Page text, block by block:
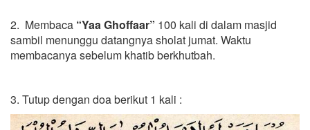
2. Membaca “Yaa Ghoffaar” 100 kali di dalam masjid
sambil menunggu datangnya sholat jumat. Waktu
membacanya sebelum khatib berkhutbah.
3. Tutup dengan doa berikut 1 kali :